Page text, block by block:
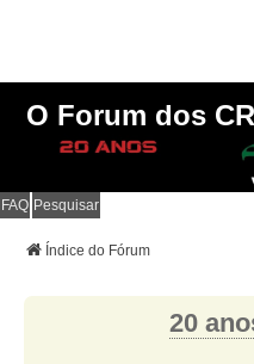
O Forum dos
FAQ Pesquisar
Índice do Fórum
20